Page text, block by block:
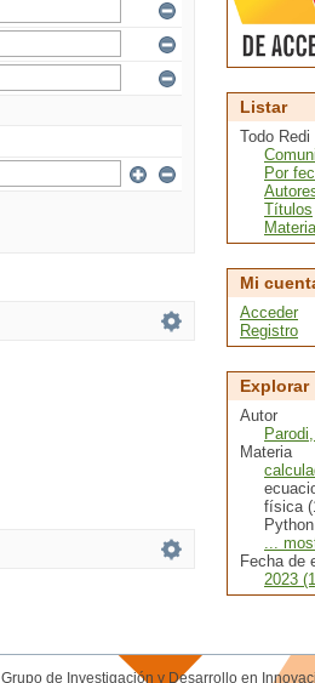
Listar
Todo Redi
Por
Títulos
Mi
Acceder
Registro
Explorar
Autor
Materia
física
...
Fecha de
2023
Grupo de Investigación y Desarrollo en